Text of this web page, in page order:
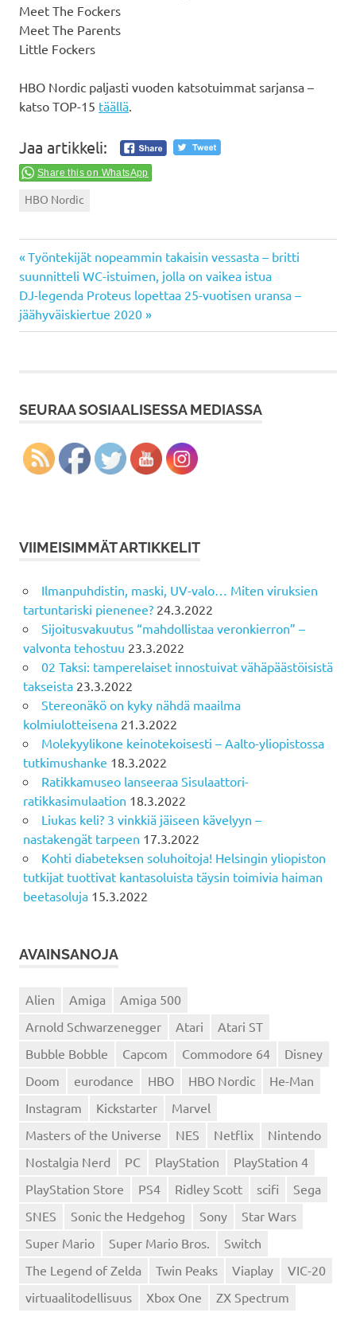
Meet The Fockers
Meet The Parents
Little Fockers
HBO Nordic paljasti vuoden katsotuimmat sarjansa –
katso TOP-15 täällä
Jaa artikkeli:
Share this on WhatsApp
HBO Nordic
Artikkelien
selaus
Previous
Post:
Työntekijät nopeammin takaisin vessasta – britti
suunnitteli WC-istuimen, jolla on vaikea istua
Next
Post:
DJ-legenda Proteus lopettaa 25-vuotisen uransa –
jäähyväiskiertue 2020
SEURAA SOSIAALISESSA MEDIASSA
VIIMEISIMMÄT ARTIKKELIT
Ilmanpuhdistin, maski, UV-valo… Miten viruksien
tartuntariski pienenee? 24.3.2022
Sijoitusvakuutus “mahdollistaa veronkierron” –
valvonta tehostuu 23.3.2022
02 Taksi: tamperelaiset innostuivat vähäpäästöisistä
takseista 23.3.2022
Stereonäkö on kyky nähdä maailma
kolmiulotteisena 21.3.2022
Molekyylikone keinotekoisesti – Aalto-yliopistossa
tutkimushanke 18.3.2022
Ratikkamuseo lanseeraa Sisulaattori-
ratikkasimulaation 18.3.2022
Liukas keli? 3 vinkkiä jäiseen kävelyyn –
nastakengät tarpeen 17.3.2022
Kohti diabeteksen soluhoitoja! Helsingin yliopiston
tutkijat tuottivat kantasoluista täysin toimivia haiman
beetasoluja 15.3.2022
AVAINSANOJA
Alien Amiga
Amiga 500
Arnold Schwarzenegger
Atari
Atari ST
Bubble Bobble
Capcom Commodore 64
Disney
Doom
eurodance HBO HBO Nordic
He-Man
Instagram
Kickstarter
Marvel
Masters of the Universe
NES Netflix
Nintendo
Nostalgia Nerd
PC PlayStation
PlayStation 4
PlayStation Store
PS4 Ridley Scott scifi
Sega
SNES
Sonic the Hedgehog Sony
Star Wars
Super Mario
Super Mario Bros.
Switch
The Legend of Zelda
Twin Peaks Viaplay
VIC-20
virtuaalitodellisuus
Xbox One ZX Spectrum